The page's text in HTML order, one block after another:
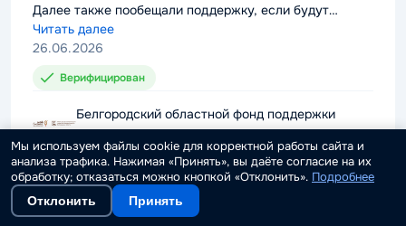
Далее также пообещали поддержку, если будут
проблемы с выплатой долга. Можно смело
рекомендовать компанию к сотрудничеству.
Читать далее
26.06.2026
Верифицирован
Белгородский областной фонд поддержки
предпринимательства
Мы используем файлы cookie для корректной работы сайта и
анализа трафика. Нажимая «Принять», вы даёте согласие на их
обработку; отказаться можно кнопкой «Отклонить». Подробнее
Отклонить Принять